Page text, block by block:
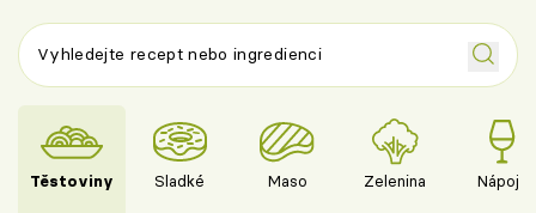
Těstoviny Sladké Maso Zelenina Nápoje